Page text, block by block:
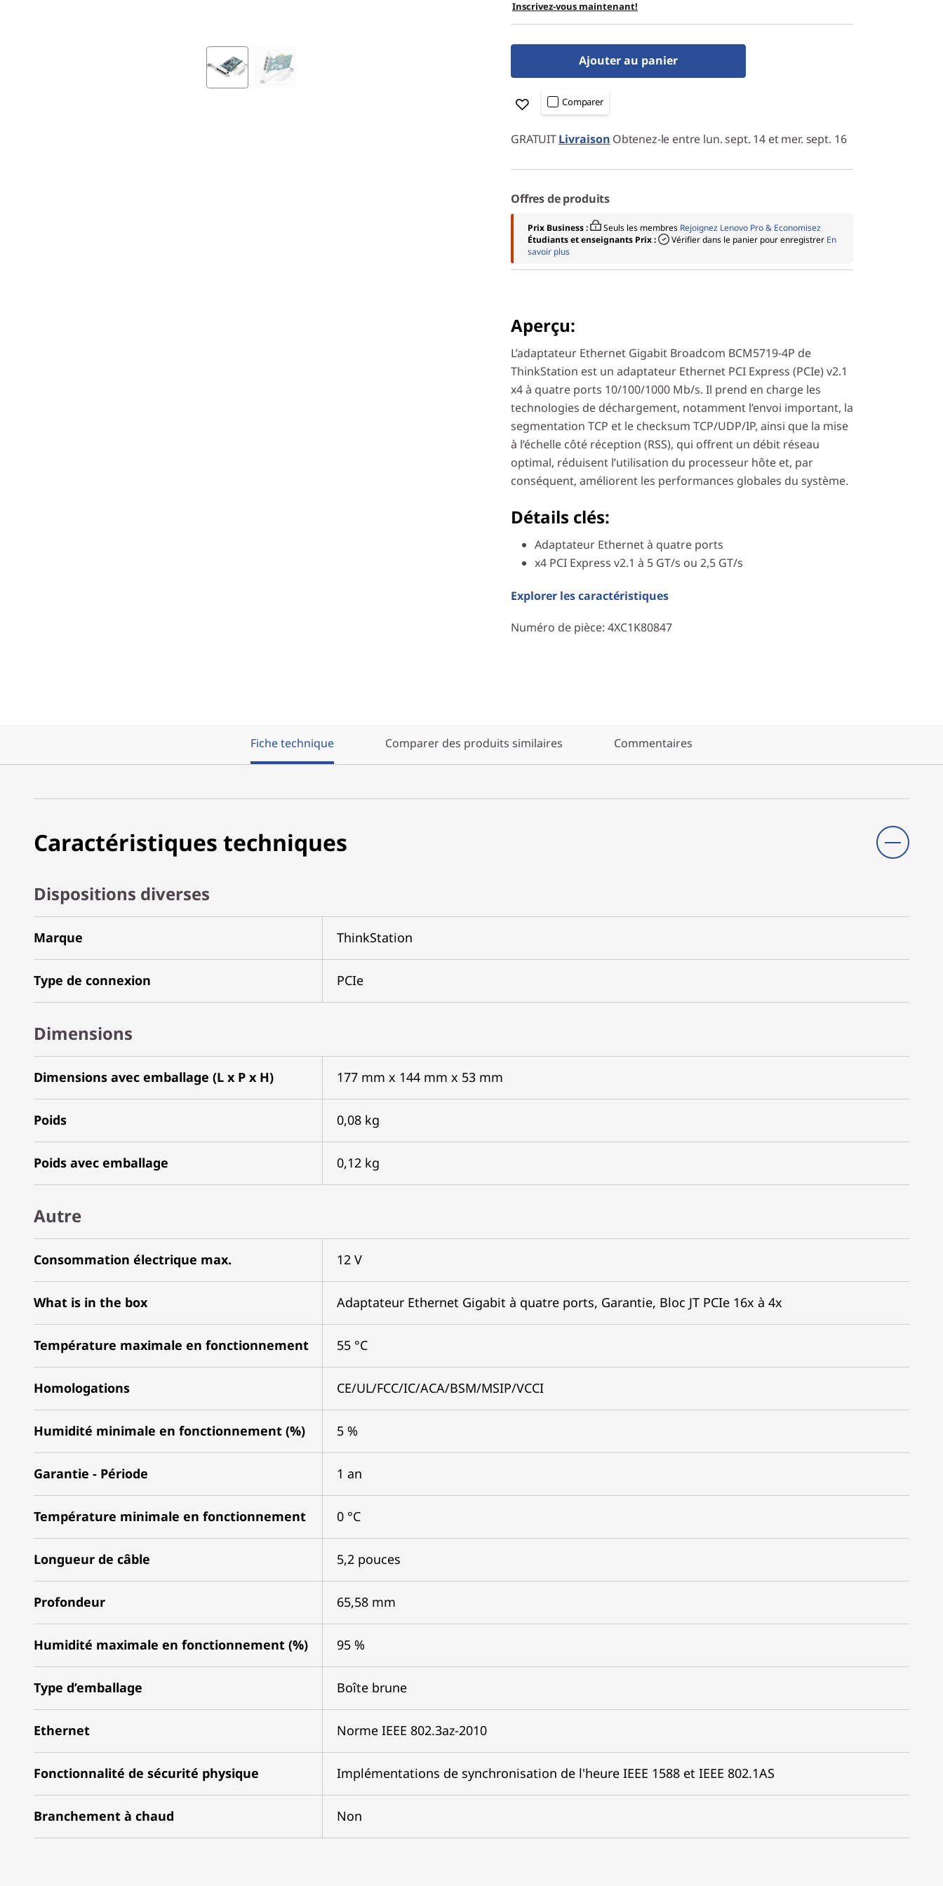
Inscrivez-vous maintenant!
Ajouter au panier
Comparer
GRATUITLivraison Obtenez-le entre lun. sept. 14 et mer. sept. 16
Offres de produits
Prix Business : Seuls les membres Rejoignez Lenovo Pro & Economisez
Étudiants et enseignants Prix :
Vérifier dans le panier pour enregistrer En
savoir plus
Aperçu:
L’adaptateur Ethernet Gigabit Broadcom BCM5719-4P de
ThinkStation est un adaptateur Ethernet PCI Express (PCIe) v2.1
x4 à quatre ports 10/100/1000 Mb/s. Il prend en charge les
technologies de déchargement, notamment l’envoi important, la
segmentation TCP et le checksum TCP/UDP/IP, ainsi que la mise
à l’échelle côté réception (RSS), qui offrent un débit réseau
optimal, réduisent l’utilisation du processeur hôte et, par
conséquent, améliorent les performances globales du système.
Détails clés:
Adaptateur Ethernet à quatre ports
x4 PCI Express v2.1 à 5 GT/s ou 2,5 GT/s
Explorer les caractéristiques
Numéro de pièce: 4XC1K80847
Fiche technique Comparer des produits similaires Commentaires
Caractéristiques techniques
Dispositions diverses
Marque ThinkStation
Type de connexion PCIe
Dimensions
Dimensions avec emballage (L x P x H) 177 mm x 144 mm x 53 mm
Poids 0,08 kg
Poids avec emballage 0,12 kg
Autre
Consommation électrique max. 12 V
What is in the box Adaptateur Ethernet Gigabit à quatre ports, Garantie, Bloc JT PCIe 16x à 4x
Température maximale en fonctionnement 55 °C
Homologations CE/UL/FCC/IC/ACA/BSM/MSIP/VCCI
Humidité minimale en fonctionnement (%) 5 %
Garantie - Période 1 an
Température minimale en fonctionnement 0 °C
Longueur de câble 5,2 pouces
Profondeur 65,58 mm
Humidité maximale en fonctionnement (%) 95 %
Type d’emballage Boîte brune
Ethernet Norme IEEE 802.3az-2010
Fonctionnalité de sécurité physique Implémentations de synchronisation de l'heure IEEE 1588 et IEEE 802.1AS
Branchement à chaud Non